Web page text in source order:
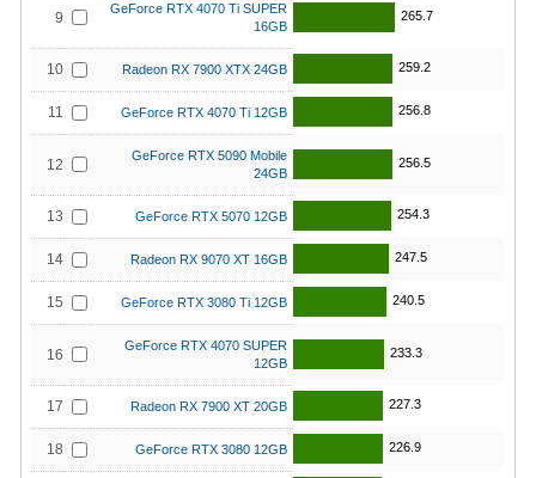
9
GeForce RTX 4070 Ti SUPER
16GB
265.7
10 Radeon RX 7900 XTX 24GB 259.2
11 GeForce RTX 4070 Ti 12GB 256.8
12
GeForce RTX 5090 Mobile
24GB
256.5
13 GeForce RTX 5070 12GB 254.3
14 Radeon RX 9070 XT 16GB 247.5
15 GeForce RTX 3080 Ti 12GB 240.5
16
GeForce RTX 4070 SUPER
12GB
233.3
17 Radeon RX 7900 XT 20GB 227.3
18 GeForce RTX 3080 12GB 226.9